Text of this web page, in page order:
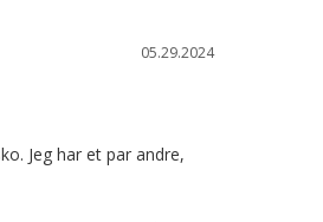
05.29.2024
Jeg har et par andre,